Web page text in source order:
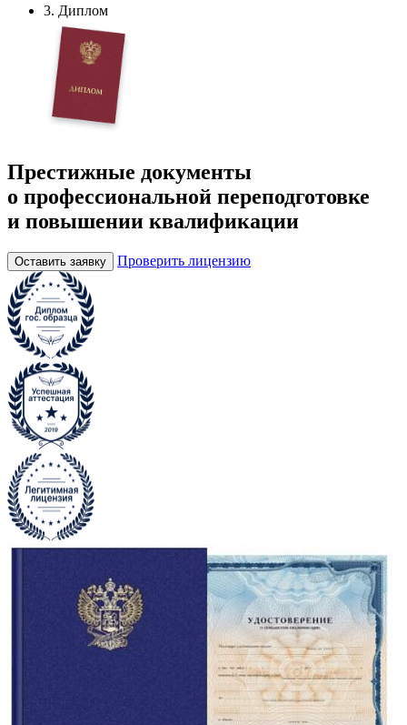
3. Диплом
Престижные документы
о профессиональной переподготовке
и повышении квалификации
Оставить заявку Проверить лицензию